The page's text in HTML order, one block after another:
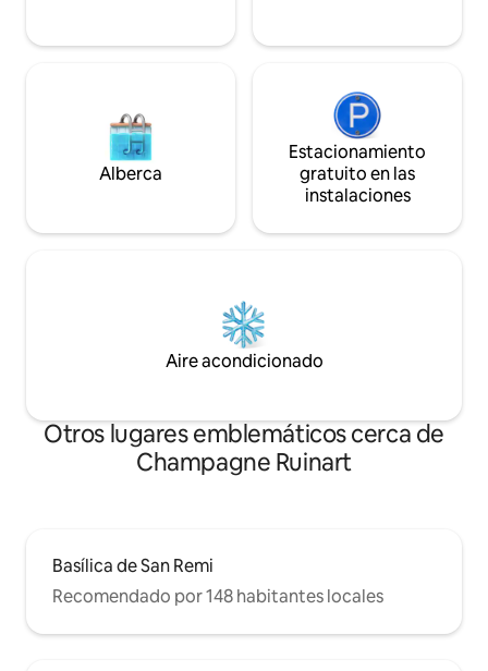
Alberca
Estacionamiento
gratuito en las
instalaciones
Aire acondicionado
Otros lugares emblemáticos cerca de
Champagne Ruinart
Basílica de San Remi
Recomendado por 148 habitantes locales